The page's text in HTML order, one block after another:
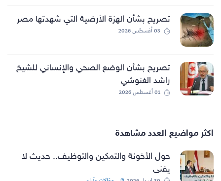
تصريح بشأن الهزة الأرضية التي شهدتها مصر
03 أغسطس 2026
تصريح بشأن الوضع الصحي والإنساني للشيخ
راشد الغنوشي
01 أغسطس 2026
اكثر مواضيع العدد مشاهدة
حول الأخونة والتمكين والتوظيف.. حديث لا
يفنى